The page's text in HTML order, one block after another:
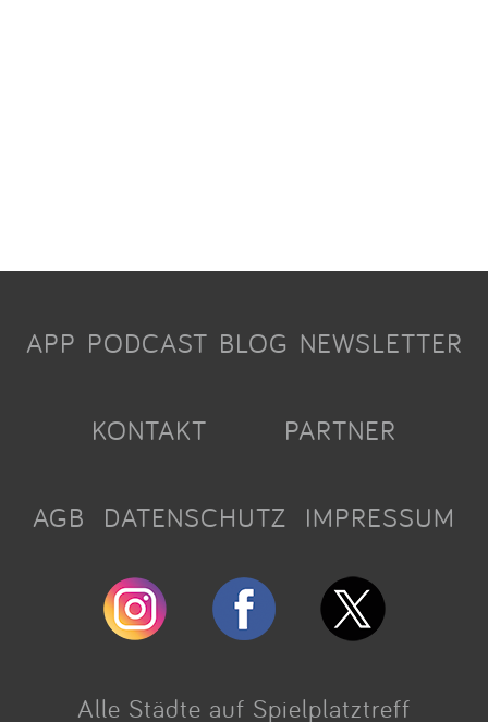
APP PODCAST BLOG NEWSLETTER
KONTAKT PARTNER
AGB DATENSCHUTZ IMPRESSUM
Alle Städte auf Spielplatztreff